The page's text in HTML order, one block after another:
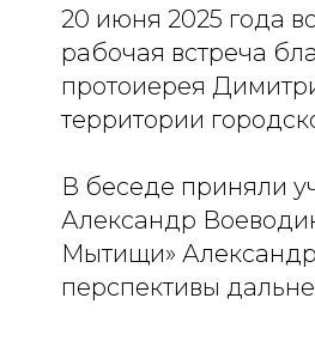
20 июня 2025 года
рабочая встреча
протоиерея
территории
В беседе приняли
Александр
Мытищи» Александр
перспективы